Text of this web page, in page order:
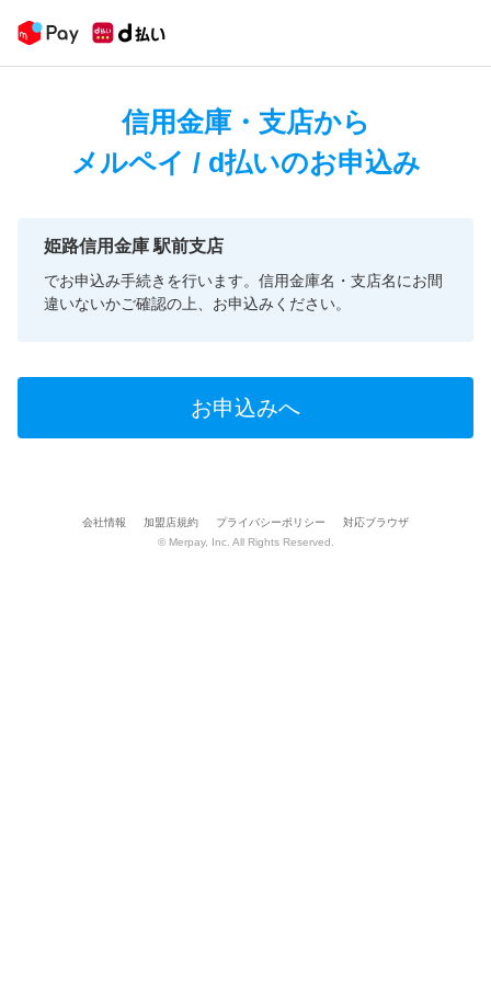
信用金庫・支店から
メルペイ / d払いのお申込み
姫路信用金庫 駅前支店
でお申込み手続きを行います。信用金庫名・支店名にお間
違いないかご確認の上、お申込みください。
お申込みへ
会社情報 加盟店規約 プライバシーポリシー
対応ブラウザ
© Merpay, Inc. All Rights Reserved.